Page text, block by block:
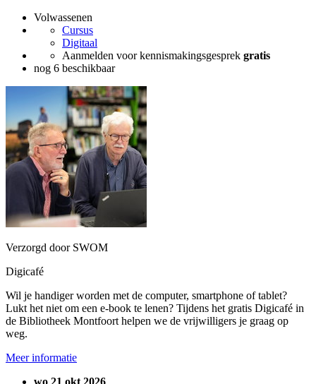
Volwassenen
Cursus
Digitaal
Aanmelden voor kennismakingsgesprek gratis
nog 6 beschikbaar
Verzorgd door SWOM
Digicafé
Wil je handiger worden met de computer, smartphone of tablet?
Lukt het niet om een e-book te lenen? Tijdens het gratis Digicafé in
de Bibliotheek Montfoort helpen we de vrijwilligers je graag op
weg.
Meer informatie
wo 21 okt 2026